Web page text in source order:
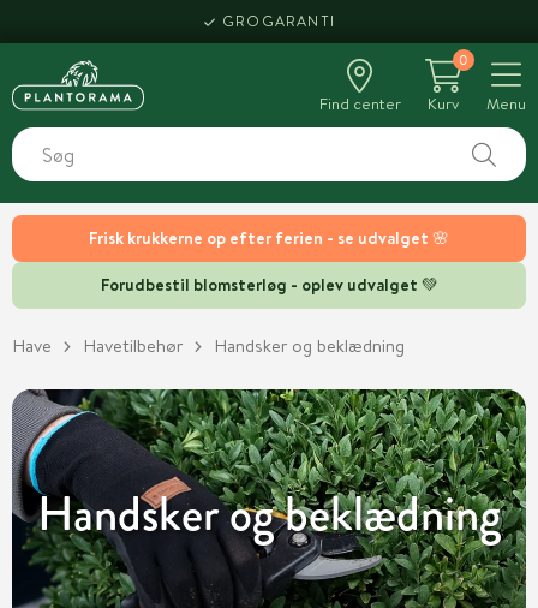
Frisk krukkerne op efter ferien - se udvalget 🌸
Forudbestil blomsterløg - oplev udvalget 💚
HENT SAMME DAG
Find center
0
Kurv
Menu
Have Havetilbehør Handsker og beklædning
Handsker og beklædning